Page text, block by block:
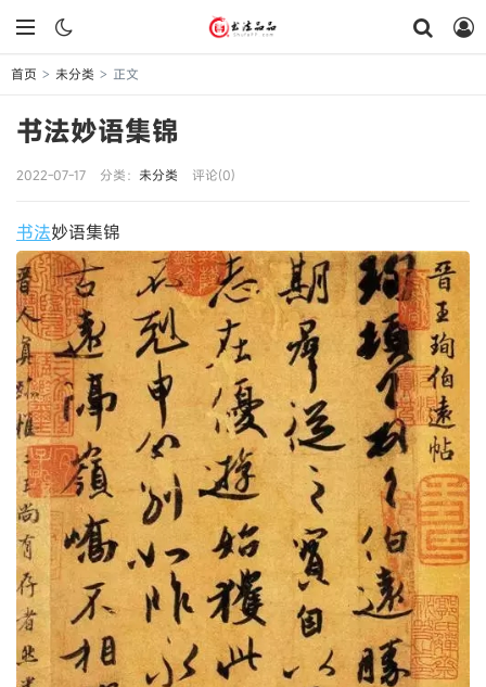
首页 > 未分类 > 正文
书法妙语集锦
2022-07-17 分类： 未分类 评论(0)
书法妙语集锦